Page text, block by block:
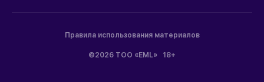
©2026 ТОО «EML» 18+
Правила использования материалов